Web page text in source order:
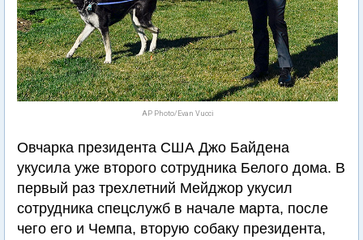
AP Photo/Evan Vucci
Овчарка президента США Джо Байдена
укусила уже второго сотрудника Белого дома. В
первый раз трехлетний Мейджор укусил
сотрудника спецслужб в начале марта, после
чего его и Чемпа, вторую собаку президента,